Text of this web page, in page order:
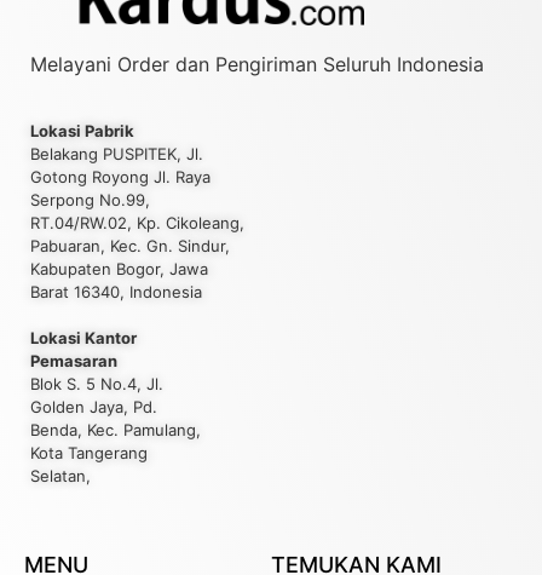
Melayani Order dan Pengiriman Seluruh Indonesia
Lokasi Pabrik
Belakang PUSPITEK, Jl.
Gotong Royong Jl. Raya
Serpong No.99,
RT.04/RW.02, Kp. Cikoleang,
Pabuaran, Kec. Gn. Sindur,
Kabupaten Bogor, Jawa
Barat 16340, Indonesia
Lokasi Kantor
Pemasaran
Blok S. 5 No.4, Jl.
Golden Jaya, Pd.
Benda, Kec. Pamulang,
Kota Tangerang
Selatan,
MENU TEMUKAN KAMI